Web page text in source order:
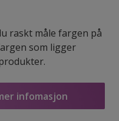
raskt måle fargen på
som ligger
infomasjon